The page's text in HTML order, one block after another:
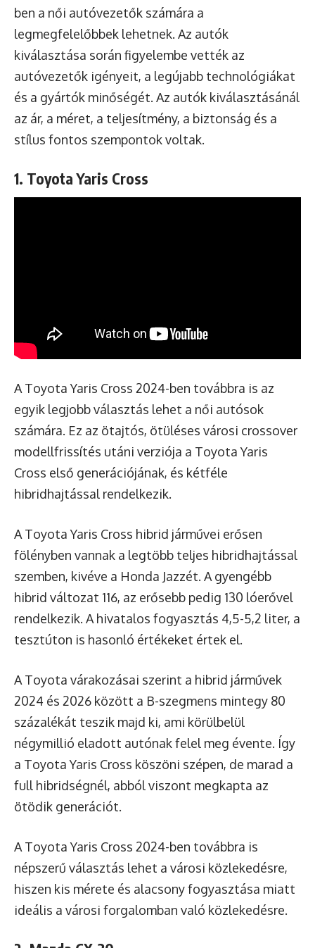
ben a női autóvezetők számára a
legmegfelelőbbek lehetnek. Az autók
kiválasztása során figyelembe vették az
autóvezetők igényeit, a legújabb technológiákat
és a gyártók minőségét. Az autók kiválasztásánál
az ár, a méret, a teljesítmény, a biztonság és a
stílus fontos szempontok voltak.
1. Toyota Yaris Cross
A Toyota Yaris Cross 2024-ben továbbra is az
egyik legjobb választás lehet a női autósok
számára. Ez az ötajtós, ötüléses városi crossover
modellfrissítés utáni verziója a Toyota Yaris
Cross első generációjának, és kétféle
hibridhajtással rendelkezik.
A Toyota Yaris Cross hibrid járművei erősen
fölényben vannak a legtöbb teljes hibridhajtással
szemben, kivéve a Honda Jazzét. A gyengébb
hibrid változat 116, az erősebb pedig 130 lóerővel
rendelkezik. A hivatalos fogyasztás 4,5-5,2 liter, a
tesztúton is hasonló értékeket értek el.
A Toyota várakozásai szerint a hibrid járművek
2024 és 2026 között a B-szegmens mintegy 80
százalékát teszik majd ki, ami körülbelül
négymillió eladott autónak felel meg évente. Így
a Toyota Yaris Cross köszöni szépen, de marad a
full hibridségnél, abból viszont megkapta az
ötödik generációt.
A Toyota Yaris Cross 2024-ben továbbra is
népszerű választás lehet a városi közlekedésre,
hiszen kis mérete és alacsony fogyasztása miatt
ideális a városi forgalomban való közlekedésre.